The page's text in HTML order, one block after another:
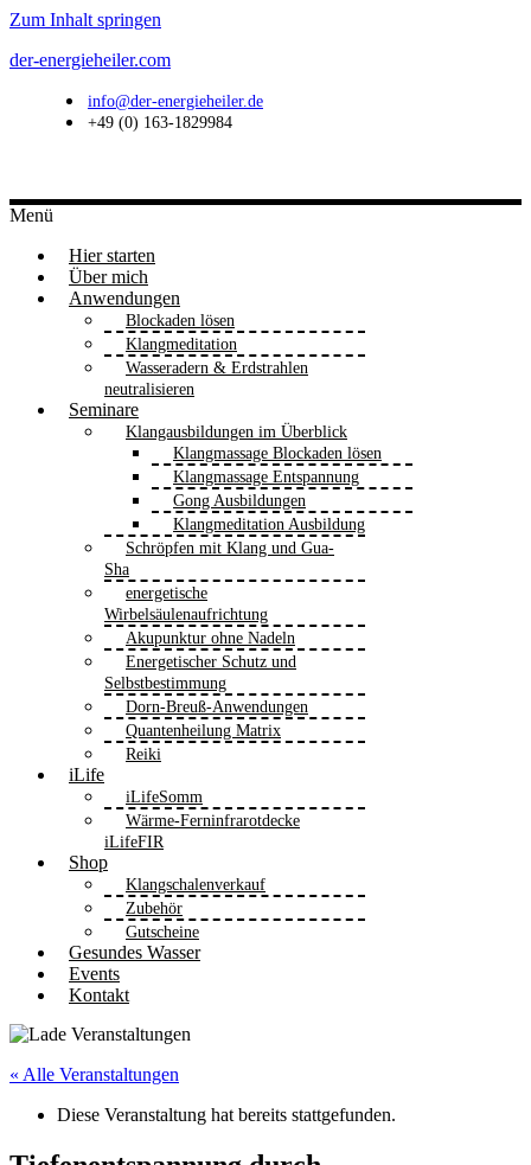
Zum Inhalt springen
der-energieheiler.com
info@der-energieheiler.de
+49 (0) 163-1829984
Menü
Hier starten
Über mich
Anwendungen
Blockaden lösen
Klangmeditation
Wasseradern & Erdstrahlen
neutralisieren
Seminare
Klangausbildungen im Überblick
Klangmassage Blockaden lösen
Klangmassage Entspannung
Gong Ausbildungen
Klangmeditation Ausbildung
Schröpfen mit Klang und Gua-
Sha
energetische
Wirbelsäulenaufrichtung
Akupunktur ohne Nadeln
Energetischer Schutz und
Selbstbestimmung
Dorn-Breuß-Anwendungen
Quantenheilung Matrix
Reiki
iLife
iLifeSomm
Wärme-Ferninfrarotdecke
iLifeFIR
Shop
Klangschalenverkauf
Zubehör
Gutscheine
Gesundes Wasser
Events
Kontakt
« Alle Veranstaltungen
Diese Veranstaltung hat bereits stattgefunden.